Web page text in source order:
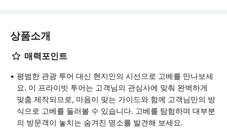
상품소개
매력포인트
평범한 관광 투어 대신 현지인의 시선으로 고베를 만나보세
요. 이 프라이빗 투어는 고객님의 관심사에 맞춰 완벽하게
맞춤 제작되므로, 마음이 맞는 가이드와 함께 고객님만의 방
식으로 고베를 둘러볼 수 있습니다. 고베를 탐험하며 대부분
의 방문객이 놓치는 숨겨진 명소를 발견해 보세요.